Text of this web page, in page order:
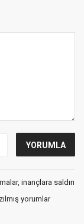
inançlara saldırı
yorumlar